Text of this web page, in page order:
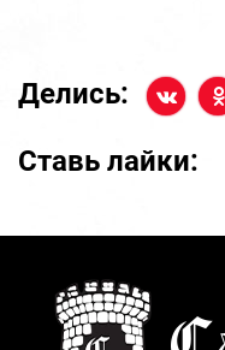
Делись:
Ставь лайки: